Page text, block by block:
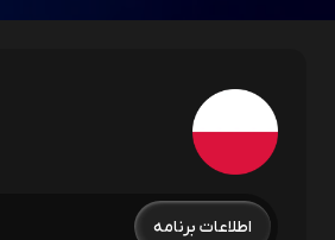
اطلاعات برنامه